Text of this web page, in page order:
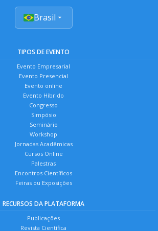
Brasil
TIPOS DE EVENTO
Evento Empresarial
Evento Presencial
Evento online
Evento Híbrido
Congresso
Simpósio
Seminário
Workshop
Jornadas Acadêmicas
Cursos Online
Palestras
Encontros Científicos
Feiras ou Exposições
RECURSOS DA PLATAFORMA
Publicações
Revista Científica